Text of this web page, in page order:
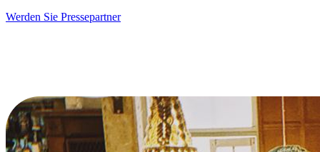
Werden Sie Pressepartner